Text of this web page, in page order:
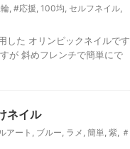
, #応援, 100均, セルフネイル,
した オリンピックネイルです
が 斜めフレンチで簡単にで
ネイル
アート , ブルー, ラメ , 簡単, 紫, ＃